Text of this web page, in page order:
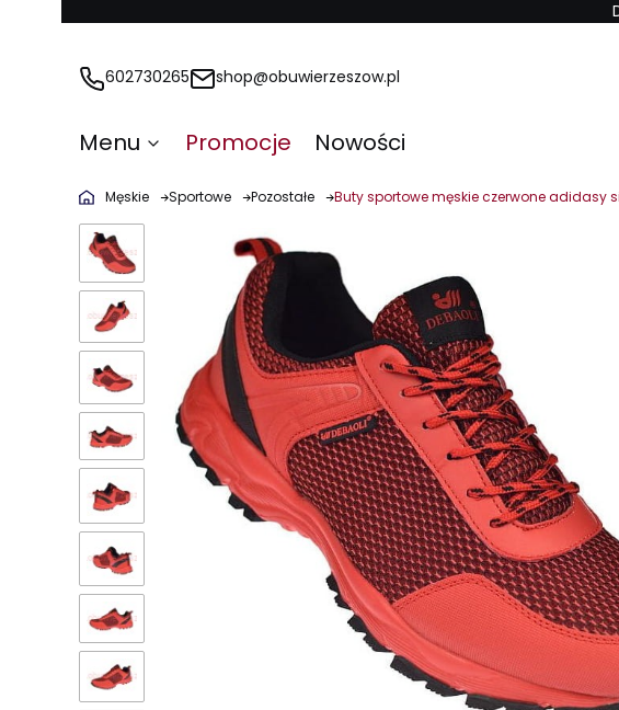
602730265 shop@obuwierzeszow.pl
Menu Promocje Nowości
Męskie Sportowe Pozostałe Buty sportowe męskie czerwone adidasy